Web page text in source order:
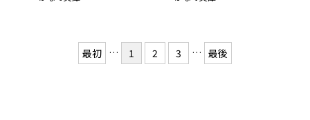
最初 … 1 2 3 … 最後